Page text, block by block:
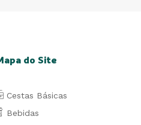
do Site
Cestas Básicas
Bebidas